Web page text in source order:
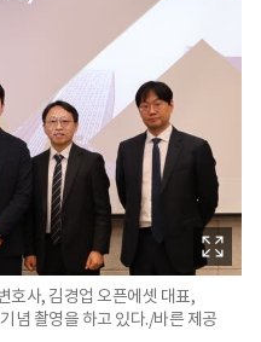
호사, 김경업 오픈에셋 대표,
념 촬영을 하고 있다./바른 제공